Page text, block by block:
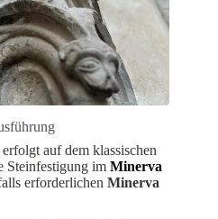
auf dem klassi­schen
Stein­fes­tigung im Minerva
erfor­der­lichen Minerva